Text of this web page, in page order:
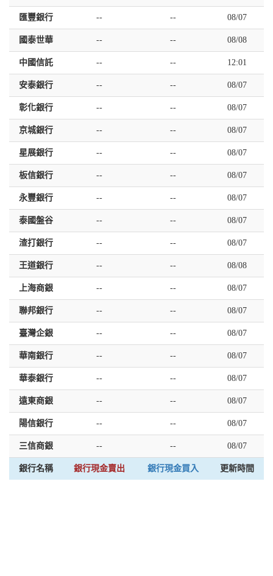
匯豐銀行 -- -- 08/07
國泰世華 -- -- 08/08
中國信託 -- -- 12:01
安泰銀行 -- -- 08/07
彰化銀行 -- -- 08/07
京城銀行 -- -- 08/07
星展銀行 -- -- 08/07
板信銀行 -- -- 08/07
永豐銀行 -- -- 08/07
泰國盤谷 -- -- 08/07
渣打銀行 -- -- 08/07
王道銀行 -- -- 08/08
上海商銀 -- -- 08/07
聯邦銀行 -- -- 08/07
臺灣企銀 -- -- 08/07
華南銀行 -- -- 08/07
華泰銀行 -- -- 08/07
遠東商銀 -- -- 08/07
陽信銀行 -- -- 08/07
三信商銀 -- -- 08/07
銀行名稱 銀行現金賣出 銀行現金買入 更新時間